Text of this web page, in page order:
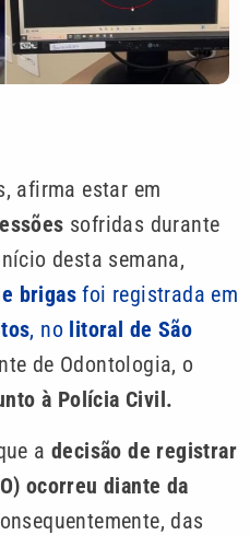
afirma estar em
sofridas durante
desta semana,
brigas foi registrada em
, no litoral de São
de Odontologia, o
à Polícia Civil.
adecisão de registrar
ocorreu diante da
das